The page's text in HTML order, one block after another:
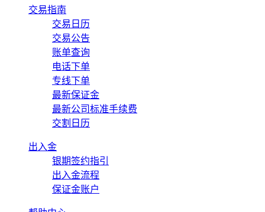
交易指南
交易日历
交易公告
账单查询
电话下单
专线下单
最新保证金
最新公司标准手续费
交割日历
出入金
银期签约指引
出入金流程
保证金账户